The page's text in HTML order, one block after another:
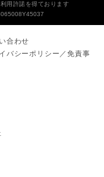
用許諾を得ております
合わせ
バシーポリシー／免責事